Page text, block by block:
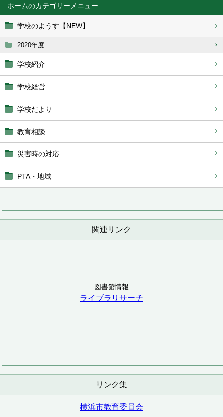
ホーム
学校のようす【NEW】
2020年度
学校紹介
学校経営
学校だより
教育相談
災害時の対応
PTA・地域
関連リンク
図書館情報
ライブラリサーチ
リンク集
横浜市教育委員会